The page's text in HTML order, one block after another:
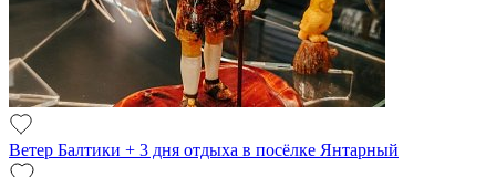
Ветер Балтики + 3 дня отдыха в посёлке Янтарный